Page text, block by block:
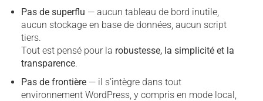
Pas de superflu — aucun tableau de bord inutile,
aucun stockage en base de données, aucun script
tiers.
Tout est pensé pour la robustesse, la simplicité et la
transparence.
Pas de frontière— il s’intègre dans tout
environnement WordPress, y compris en mode local,